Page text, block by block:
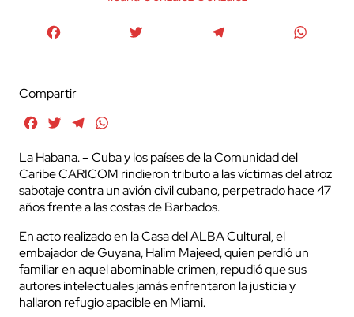
Compartir
FacebookTwitterTelegram
La Habana. – Cuba y los países de la Comunidad del
Caribe CARICOM rindieron tributo a las víctimas del atroz
sabotaje contra un avión civil cubano, perpetrado hace 47
años frente a las costas de Barbados.
En acto realizado en la Casa del ALBA Cultural, el
embajador de Guyana, Halim Majeed, quien perdió un
familiar en aquel abominable crimen, repudió que sus
autores intelectuales jamás enfrentaron la justicia y
hallaron refugio apacible en Miami.